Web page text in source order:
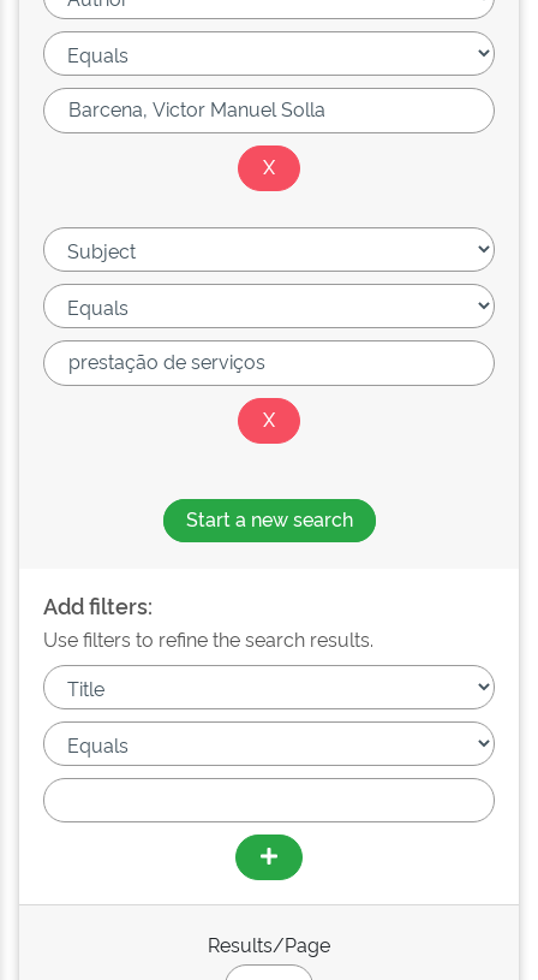
Start a new search
Add filters:
Use filters to refine the search results.
Results/Page